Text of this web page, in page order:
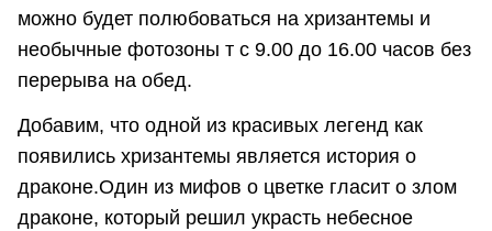
можно будет полюбоваться на хризантемы и
необычные фотозоны т с 9.00 до 16.00 часов без
перерыва на обед.
Добавим, что одной из красивых легенд как
появились хризантемы является история о
драконе.Один из мифов о цветке гласит о злом
драконе, который решил украсть небесное